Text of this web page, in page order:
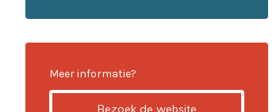
Meer informatie?
Bezoek de website